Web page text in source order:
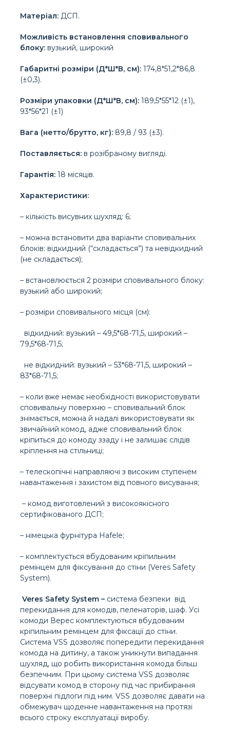
Матеріал: ДСП.
Можливість встановлення сповивального
блоку: вузький, широкий
Габаритні розміри (Д*Ш*В, см): 174,8*51,2*86,8
(±0,3).
Розміри упаковки (Д*Ш*В, см): 189,5*55*12 (±1),
93*56*21 (±1)
Вага (нетто/брутто, кг): 89,8 / 93 (±3).
Поставляється: в розібраному вигляді.
Гарантія: 18 місяців.
Характеристики:
– кількість висувних шухляд: 6;
– можна встановити два варіанти сповивальних
блоків: відкидний (“складається”) та невідкидний
(не складається);
– встановлюється 2 розміри сповивального блоку:
вузький або широкий;
– розміри сповивального місця (см):
відкидний: вузький – 49,5*68-71,5, широкий –
79,5*68-71,5;
не відкидний: вузький – 53*68-71,5, широкий –
83*68-71,5;
– коли вже немає необхідності використовувати
сповивальну поверхню – сповивальний блок
знімається, можна й надалі використовувати як
звичайний комод, адже сповивальний блок
кріпиться до комоду ззаду і не залишає слідів
кріплення на стільниці;
– телескопічні направляючі з високим ступенем
навантаження і захистом від повного висування;
– комод виготовлений з високоякісного
сертифікованого ДСП;
– німецька фурнітура Hafele;
– комплектується вбудованим кріпильним
ремінцем для фіксування до стіни (Veres Safety
System).
Veres Safety System – система безпеки від
перекидання для комодів, пеленаторів, шаф. Усі
комоди Верес комплектуються вбудованим
кріпильним ремінцем для фіксації до стіни.
Система VSS дозволяє попередити перекидання
комода на дитину, а також уникнути випадання
шухляд, що робить використання комода більш
безпечним. При цьому система VSS дозволяє
відсувати комод в сторону під час прибирання
поверхні підлоги під ним. VSS дозволяє давати на
обмежувач щоденне навантаження на протязі
всього строку експлуатації виробу.